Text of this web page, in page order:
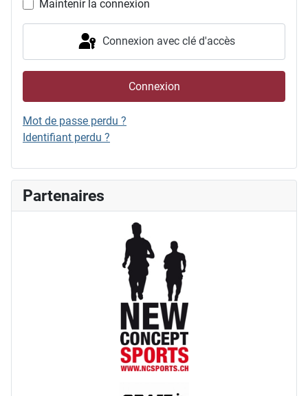
Maintenir la connexion
Connexion avec clé d'accès
Connexion
Mot de passe perdu ?
Identifiant perdu ?
Partenaires